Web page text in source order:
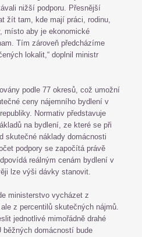
nižší podporu. Přesnější
žít tam, kde mají práci, rodinu,
místo aby je ekonomické
Tím zároveň předcházíme
lokalit,“ doplnil ministr
podle 77 okresů, což umožní
ceny nájemního bydlení v
Normativ představuje
na bydlení, ze které se při
skutečné náklady domácnosti
podpory se započítá právě
reálným cenám bydlení v
lze výši dávky stanovit.
ministerstvo vycházet z
z percentilů skutečných nájmů.
jednotlivé mimořádně drahé
běžných domácností bude